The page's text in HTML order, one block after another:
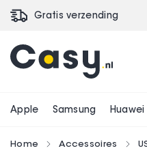
Gratis verzending
Apple Samsung Huawei
Home Accessoires